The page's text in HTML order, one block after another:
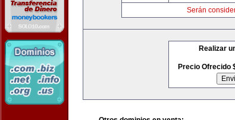
Serán
Realizar
Precio Ofrecido